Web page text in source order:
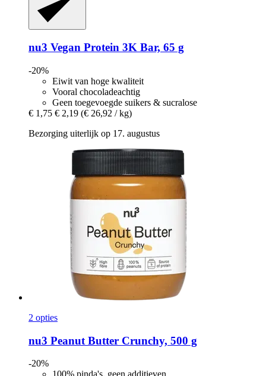
nu3 Vegan Protein 3K Bar, 65 g
-20%
Eiwit van hoge kwaliteit
Vooral chocoladeachtig
Geen toegevoegde suikers & sucralose
€ 1,75 € 2,19 (€ 26,92 / kg)
Bezorging uiterlijk op 17. augustus
2 opties
nu3 Peanut Butter Crunchy, 500 g
-20%